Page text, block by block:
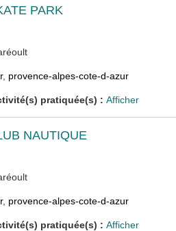
PARK
, provence-alpes-cote-d-azur
pratiquée(s) : Afficher
NAUTIQUE
, provence-alpes-cote-d-azur
pratiquée(s) : Afficher